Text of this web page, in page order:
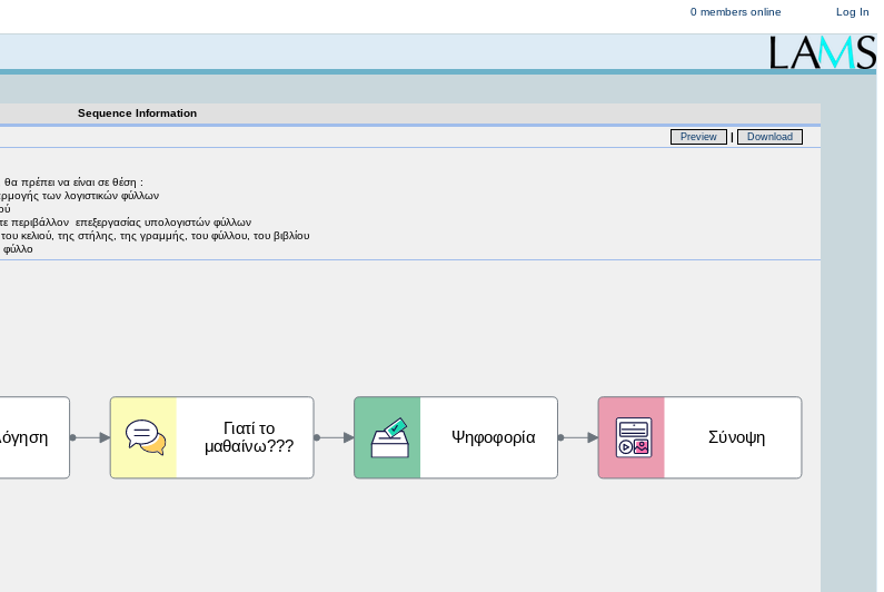
Log In
0 members online
Sequence Information
Preview | Download
πρέπει να είναι σε θέση :
των λογιστικών φύλλων
περιβάλλον επεξεργασίας υπολογιστών φύλλων
του κελιού, της στήλης, της γραμμής, του φύλλου, του βιβλίου
φύλλο